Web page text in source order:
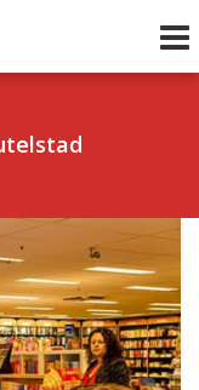
Volgend uur